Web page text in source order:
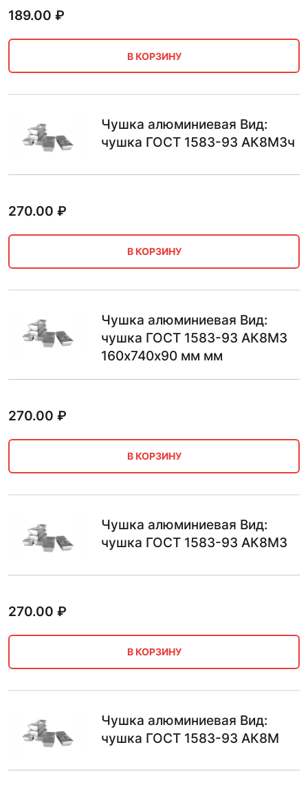
189.00 ₽
В КОРЗИНУ
Чушка алюминиевая Вид:
чушка ГОСТ 1583-93 АК8М3ч
270.00 ₽
В КОРЗИНУ
Чушка алюминиевая Вид:
чушка ГОСТ 1583-93 АК8М3
160х740х90 мм мм
270.00 ₽
В КОРЗИНУ
Чушка алюминиевая Вид:
чушка ГОСТ 1583-93 АК8М3
270.00 ₽
В КОРЗИНУ
Чушка алюминиевая Вид:
чушка ГОСТ 1583-93 АК8М